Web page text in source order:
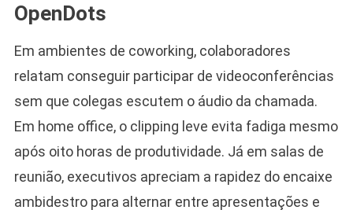
OpenDots
Em ambientes de coworking, colaboradores
relatam conseguir participar de videoconferências
sem que colegas escutem o áudio da chamada.
Em home office, o clipping leve evita fadiga mesmo
após oito horas de produtividade. Já em salas de
reunião, executivos apreciam a rapidez do encaixe
ambidestro para alternar entre apresentações e